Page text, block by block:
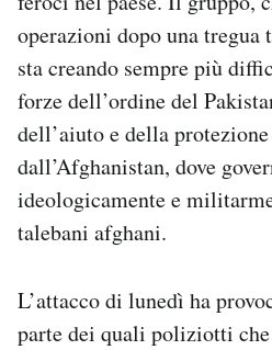
operazioni dopo una tregua
sta creando sempre più
forze dell’ordine del
dell’aiuto e della
dall’Afghanistan, dove
ideologicamente e
talebani afghani.
L’attacco di lunedì ha
parte dei quali poliziotti che